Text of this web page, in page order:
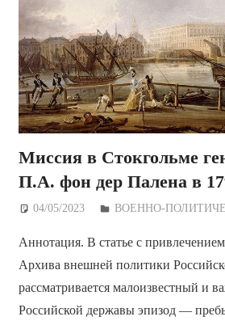
Миссия в Стокгольме
П.А. фон дер Палена в
04/05/2023 Дежурный по
ВОЕННО-
Аннотация. В статье с
Архива внешней политики
рассматривается малоизвестный и
Российской державы эпизод —